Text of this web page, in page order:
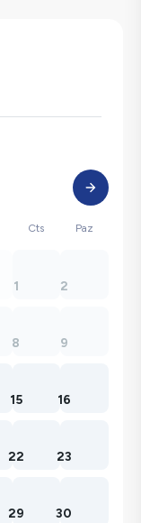
Cts Paz
1 2
8 9
15 16
22 23
29 30